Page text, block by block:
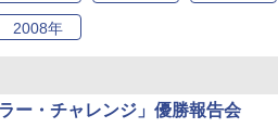
2008年
ー・チャレンジ」優勝報告会